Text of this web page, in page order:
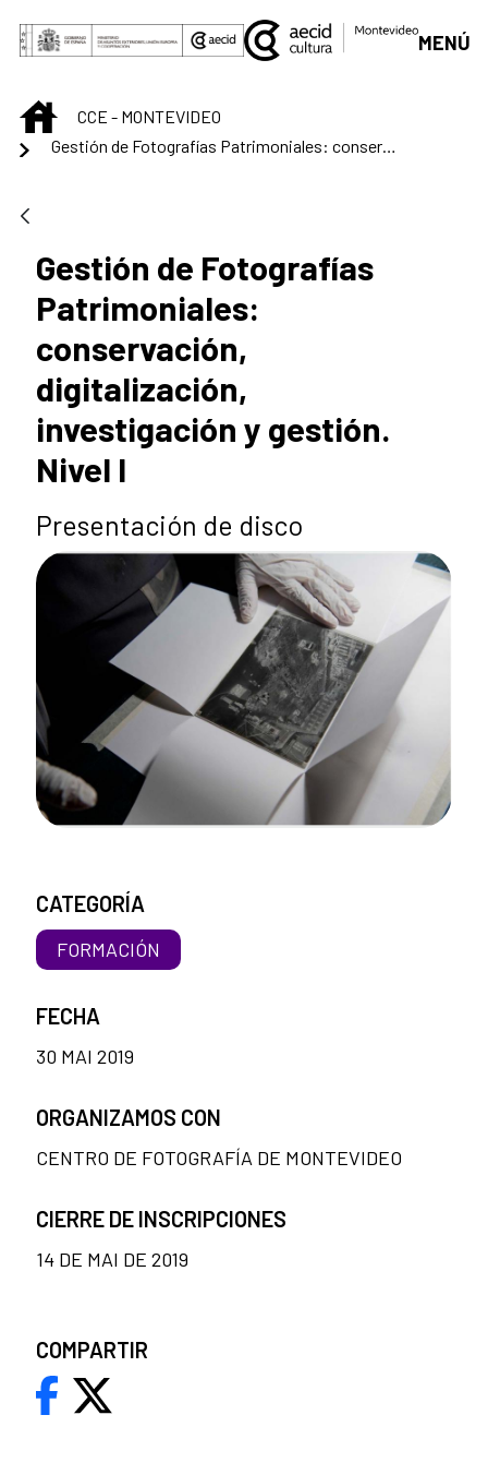
Saut au contenu principal
MENÚ
INICIOCCE - MONTEVIDEO
Gestión de Fotografías Patrimoniales: conservación, digitalización, investigación y gestión. Nivel I
Gestión de Fotografías
Patrimoniales:
conservación,
digitalización,
investigación y gestión.
Nivel I
Presentación de disco
CATEGORÍA
FORMACIÓN
FECHA
30 MAI 2019
ORGANIZAMOS CON
CENTRO DE FOTOGRAFÍA DE MONTEVIDEO
CIERRE DE INSCRIPCIONES
14 DE MAI DE 2019
COMPARTIR